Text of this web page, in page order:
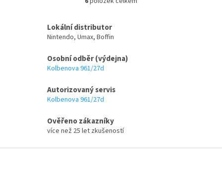
O
l
á
d
c
r
y
v
p
Lokální distributor
Nintendo, Umax, Boffin
Osobní odběr (výdejna)
Kolbenova 961/27d
Autorizovaný servis
Kolbenova 961/27d
Ověřeno zákazníky
více než 25 let zkušeností